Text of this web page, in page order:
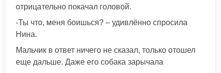
отрицательно покачал головой.
-Ты что, меня боишься? – удивлённо спросила
Нина.
Мальчик в ответ ничего не сказал, только отошел
еще дальше. Даже его собака зарычала